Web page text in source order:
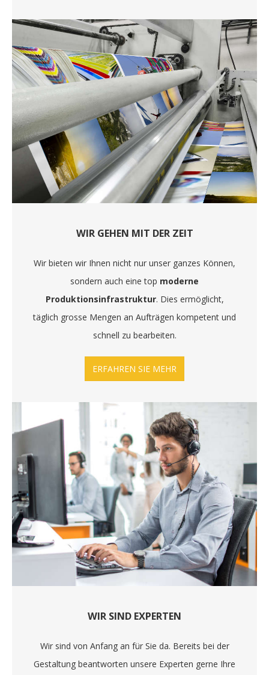
WIR GEHEN MIT DER ZEIT
Wir bieten wir Ihnen nicht nur unser ganzes Können,
sondern auch eine top moderne
Produktionsinfrastruktur. Dies ermöglicht,
täglich grosse Mengen an Aufträgen kompetent und
schnell zu bearbeiten.
ERFAHREN SIE MEHR
WIR SIND EXPERTEN
Wir sind von Anfang an für Sie da. Bereits bei der
Gestaltung beantworten unsere Experten gerne Ihre